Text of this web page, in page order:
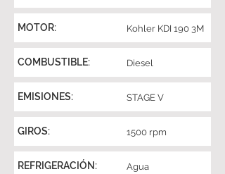
MOTOR: Kohler KDI 190 3M
COMBUSTIBLE: Diesel
EMISIONES: STAGE V
GIROS: 1500 rpm
REFRIGERACIÓN: Agua